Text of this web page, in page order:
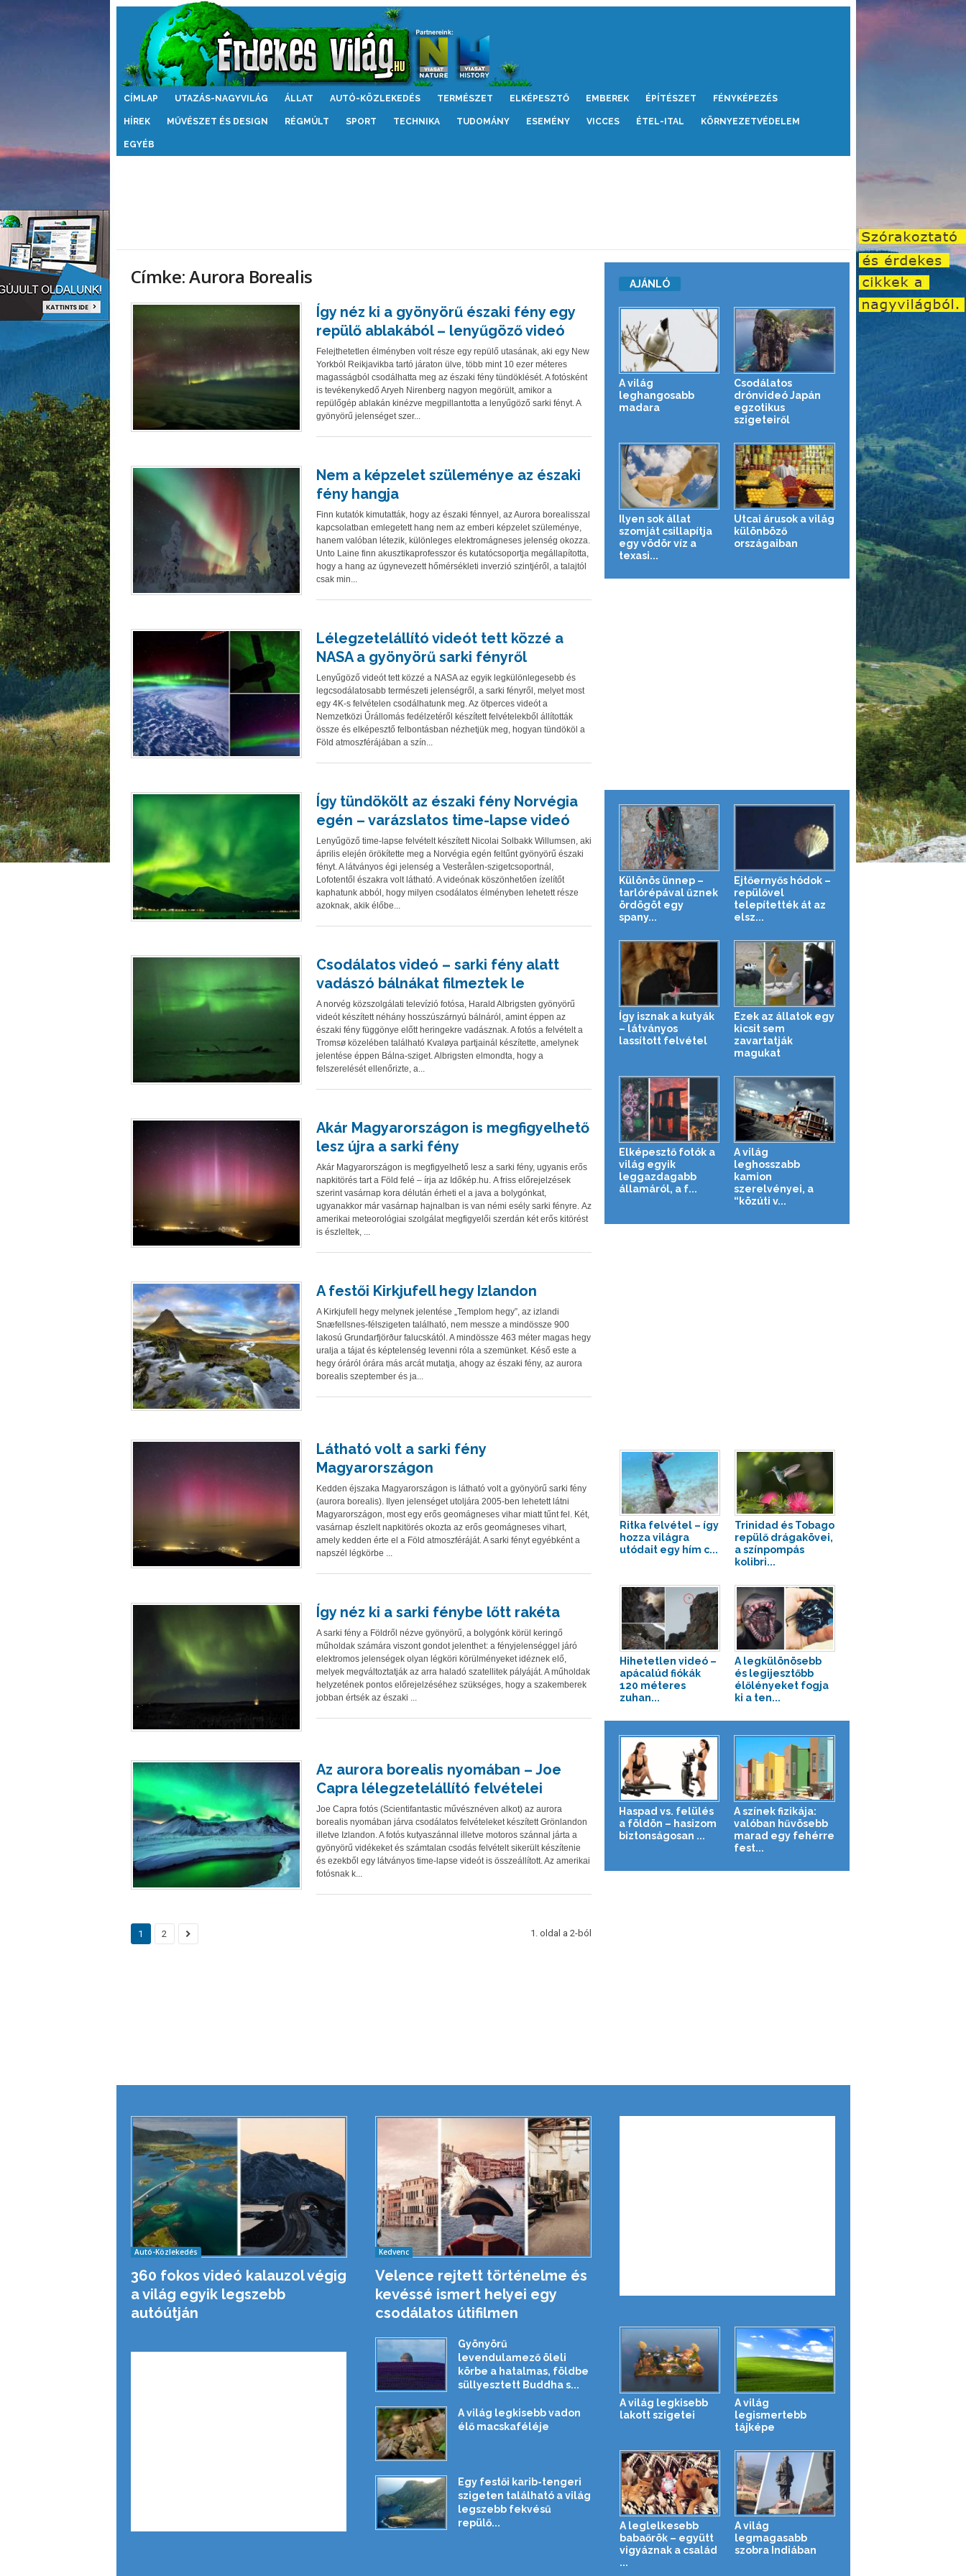
Érdekes
CÍMLAP UTAZÁS-NAGYVILÁG ÁLLAT AUTÓ-KÖZLEKEDÉS TERMÉSZET ELKÉPESZTŐ EMBEREK ÉPÍTÉSZET FÉNYKÉPEZÉS
HÍREK MŰVÉSZET ÉS DESIGN RÉGMÚLT SPORT TECHNIKA TUDOMÁNY ESEMÉNY VICCES ÉTEL-ITAL KÖRNYEZETVÉDELEM
EGYÉB
Címke: Aurora Borealis
Így néz ki a gyönyörű északi fény egy
repülő ablakából – lenyűgöző videó
Felejthetetlen élményben volt része egy repülő utasának, aki egy New
Yorkból Reikjavikba tartó járaton ülve, több mint 10 ezer méteres
magasságból csodálhatta meg az északi fény tündöklését. A fotósként
is tevékenykedő Aryeh Nirenberg nagyon megörült, amikor a
repülőgép ablakán kinézve megpillantotta a lenyűgöző sarki fényt. A
gyönyörű jelenséget szer...
Nem a képzelet szüleménye az északi
fény hangja
Finn kutatók kimutatták, hogy az északi fénnyel, az Aurora borealisszal
kapcsolatban emlegetett hang nem az emberi képzelet szüleménye,
hanem valóban létezik, különleges elektromágneses jelenség okozza.
Unto Laine finn akusztikaprofesszor és kutatócsoportja megállapította,
hogy a hang az úgynevezett hőmérsékleti inverzió szintjéről, a talajtól
csak min...
Lélegzetelállító videót tett közzé a
NASA a gyönyörű sarki fényről
Lenyűgöző videót tett közzé a NASA az egyik legkülönlegesebb és
legcsodálatosabb természeti jelenségről, a sarki fényről, melyet most
egy 4K-s felvételen csodálhatunk meg. Az ötperces videót a
Nemzetközi Űrállomás fedélzetéről készített felvételekből állították
össze és elképesztő felbontásban nézhetjük meg, hogyan tündököl a
Föld atmoszférájában a szín...
Így tündökölt az északi fény Norvégia
egén – varázslatos time-lapse videó
Lenyűgöző time-lapse felvételt készített Nicolai Solbakk Willumsen, aki
április elején örökítette meg a Norvégia egén feltűnt gyönyörű északi
fényt. A látványos égi jelenség a Vesterålen-szigetcsoportnál,
Lofotentől északra volt látható. A videónak köszönhetően ízelítőt
kaphatunk abból, hogy milyen csodálatos élményben lehetett része
azoknak, akik élőbe...
Csodálatos videó – sarki fény alatt
vadászó bálnákat filmeztek le
A norvég közszolgálati televízió fotósa, Harald Albrigsten gyönyörű
videót készített néhány hosszúszárnyú bálnáról, amint éppen az
északi fény függönye előtt heringekre vadásznak. A fotós a felvételt a
Tromsø közelében található Kvaløya partjainál készítette, amelynek
jelentése éppen Bálna-sziget. Albrigsten elmondta, hogy a
felszerelését ellenőrizte, a...
Akár Magyarországon is megfigyelhető
lesz újra a sarki fény
Akár Magyarországon is megfigyelhető lesz a sarki fény, ugyanis erős
napkitörés tart a Föld felé – írja az Időkép.hu. A friss előrejelzések
szerint vasárnap kora délután érheti el a java a bolygónkat,
ugyanakkor már vasárnap hajnalban is van némi esély sarki fényre. Az
amerikai meteorológiai szolgálat megfigyelői szerdán két erős kitörést
is észleltek, ...
A festői Kirkjufell hegy Izlandon
A Kirkjufell hegy melynek jelentése „Templom hegy”, az izlandi
Snæfellsnes-félszigeten található, nem messze a mindössze 900
lakosú Grundarfjörður falucskától. A mindössze 463 méter magas hegy
uralja a tájat és képtelenség levenni róla a szemünket. Késő este a
hegy óráról órára más arcát mutatja, ahogy az északi fény, az aurora
borealis szeptember és ja...
Látható volt a sarki fény
Magyarországon
Kedden éjszaka Magyarországon is látható volt a gyönyörű sarki fény
(aurora borealis). Ilyen jelenséget utoljára 2005-ben lehetett látni
Magyarországon, most egy erős geomágneses vihar miatt tűnt fel. Két,
vasárnap észlelt napkitörés okozta az erős geomágneses vihart,
amely kedden érte el a Föld atmoszféráját. A sarki fényt egyébként a
napszél légkörbe ...
Így néz ki a sarki fénybe lőtt rakéta
A sarki fény a Földről nézve gyönyörű, a bolygónk körül keringő
műholdak számára viszont gondot jelenthet: a fényjelenséggel járó
elektromos jelenségek olyan légköri körülményeket idéznek elő,
melyek megváltoztatják az arra haladó szatellitek pályáját. A műholdak
helyzetének pontos előrejelzéséhez szükséges, hogy a szakemberek
jobban értsék az északi ...
Az aurora borealis nyomában – Joe
Capra lélegzetelállító felvételei
Joe Capra fotós (Scientifantastic művésznéven alkot) az aurora
borealis nyomában járva csodálatos felvételeket készített Grönlandon
illetve Izlandon. A fotós kutyaszánnal illetve motoros szánnal járta a
gyönyörű vidékeket és számtalan csodás felvételt sikerült készítenie
és ezekből egy látványos time-lapse videót is összeállított. Az amerikai
fotósnak k...
1 2 1. oldal a 2-ból
AJÁNLÓ
A világ
leghangosabb
madara
Csodálatos
drónvideó Japán
egzotikus
szigeteiről
Ilyen sok állat
szomját csillapítja
egy vödör víz a
texasi...
Utcai árusok a világ
különböző
országaiban
Különös ünnep –
tarlórépával űznek
ördögöt egy
spany...
Ejtőernyős hódok –
repülővel
telepítették át az
elsz...
Így isznak a kutyák
– látványos
lassított felvétel
Ezek az állatok egy
kicsit sem
zavartatják
magukat
Elképesztő fotók a
világ egyik
leggazdagabb
államáról, a f...
A világ
leghosszabb
kamion
szerelvényei, a
“közúti v...
Ritka felvétel – így
hozza világra
utódait egy hím c...
Trinidad és Tobago
repülő drágakövei,
a színpompás
kolibri...
Hihetetlen videó –
apácalúd fiókák
120 méteres
zuhan...
A legkülönösebb
és legijesztőbb
élőlényeket fogja
ki a ten...
Haspad vs. felülés
a földön – hasizom
biztonságosan ...
A színek fizikája:
valóban hűvösebb
marad egy fehérre
fest...
Autó-Közlekedés
360 fokos videó kalauzol végig
a világ egyik legszebb
autóútján
Kedvenc
Velence rejtett történelme és
kevéssé ismert helyei egy
csodálatos útifilmen
Gyönyörű
levendulamező öleli
körbe a hatalmas, földbe
süllyesztett Buddha s...
A világ legkisebb vadon
élő macskaféléje
Egy festői karib-tengeri
szigeten található a világ
legszebb fekvésű
repülő...
A világ legkisebb
lakott szigetei
A világ
legismertebb
tájképe
A leglelkesebb
babaőrök – együtt
vigyáznak a család
...
A világ
legmagasabb
szobra Indiában